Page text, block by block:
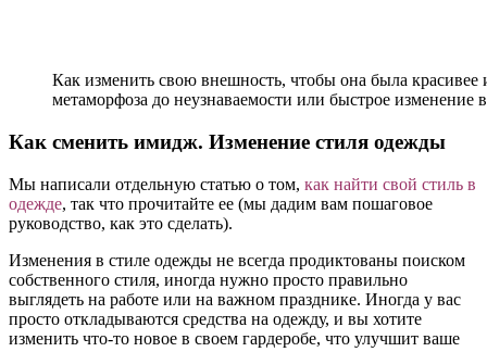
Как изменить свою внешность, чтобы она была красивее
метаморфоза до неузнаваемости или быстрое изменение
Как сменить имидж. Изменение стиля одежды
Мы написали отдельную статью о том, как найти свой стиль в
одежде, так что прочитайте ее (мы дадим вам пошаговое
руководство, как это сделать).
Изменения в стиле одежды не всегда продиктованы поиском
собственного стиля, иногда нужно просто правильно
выглядеть на работе или на важном празднике. Иногда у вас
просто откладываются средства на одежду, и вы хотите
изменить что-то новое в своем гардеробе, что улучшит ваше